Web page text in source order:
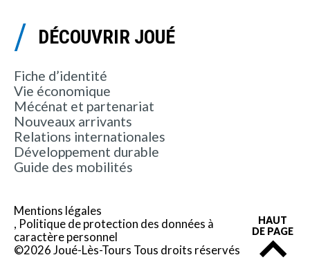
DÉCOUVRIR JOUÉ
Fiche d’identité
Vie économique
Mécénat et partenariat
Nouveaux arrivants
Relations internationales
Développement durable
Guide des mobilités
Mentions légales
Politique de protection des données à
caractère personnel
©2026 Joué-Lès-Tours Tous droits réservés
HAUT
DE PAGE